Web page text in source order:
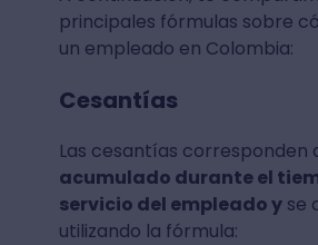
principales fórmulas sobre
un empleado en Colombia:
Cesantías
Las cesantías corresponden
acumulado durante el
servicio del empleado yse
utilizando la fórmula: